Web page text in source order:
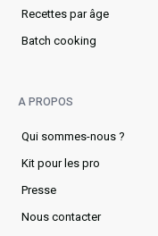
Recettes par âge
Batch cooking
A PROPOS
Qui sommes-nous ?
Kit pour les pro
Presse
Nous contacter